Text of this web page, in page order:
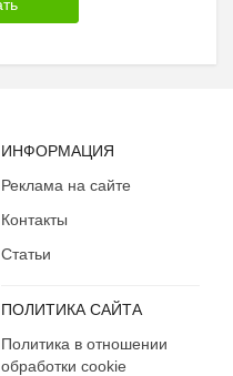
ИНФОРМАЦИЯ
Реклама на сайте
Контакты
Статьи
ПОЛИТИКА САЙТА
Политика в отношении
обработки cookie